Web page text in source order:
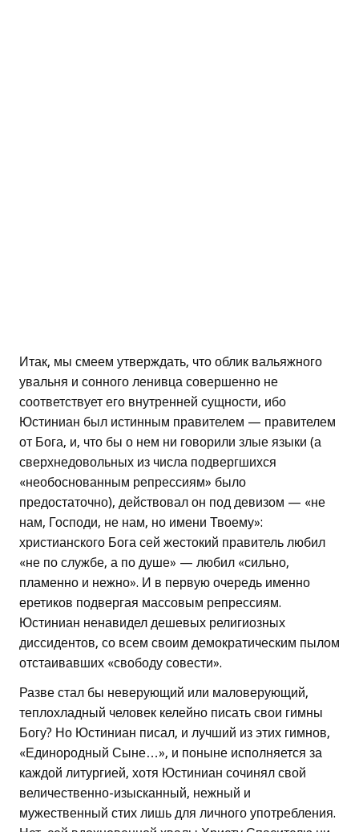
Итак, мы смеем утверждать, что облик вальяжного
увальня и сонного ленивца совершенно не
соответствует его внутренней сущности, ибо
Юстиниан был истинным правителем — правителем
от Бога, и, что бы о нем ни говорили злые языки (а
сверхнедовольных из числа подвергшихся
«необоснованным репрессиям» было
предостаточно), действовал он под девизом — «не
нам, Господи, не нам, но имени Твоему»:
христианского Бога сей жестокий правитель любил
«не по службе, а по душе» — любил «сильно,
пламенно и нежно». И в первую очередь именно
еретиков подвергая массовым репрессиям.
Юстиниан ненавидел дешевых религиозных
диссидентов, со всем своим демократическим пылом
отстаивавших «свободу совести».
Разве стал бы неверующий или маловерующий,
теплохладный человек келейно писать свои гимны
Богу? Но Юстиниан писал, и лучший из этих гимнов,
«Единородный Сыне…», и поныне исполняется за
каждой литургией, хотя Юстиниан сочинял свой
величественно-изысканный, нежный и
мужественный стих лишь для личного употребления.